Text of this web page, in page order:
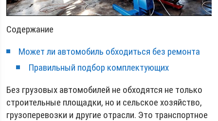
Содержание
Может ли автомобиль обходиться без ремонта
Правильный подбор комплектующих
Без грузовых автомобилей не обходятся не только
строительные площадки, но и сельское хозяйство,
грузоперевозки и другие отрасли. Это транспортное